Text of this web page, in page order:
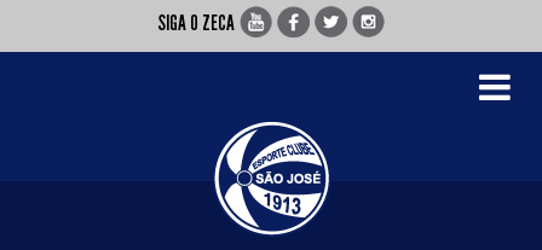
SIGA O ZECA
Toggle